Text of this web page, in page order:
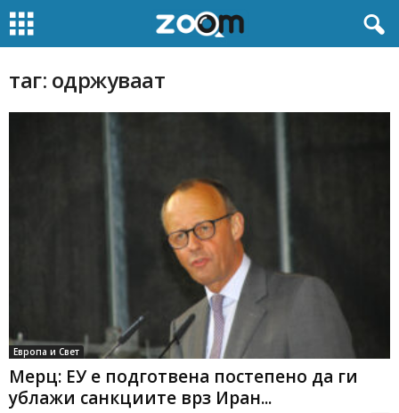
таг: одржуваат
Европа и Свет
Мерц: ЕУ е подготвена постепено да ги
ублажи санкциите врз Иран...